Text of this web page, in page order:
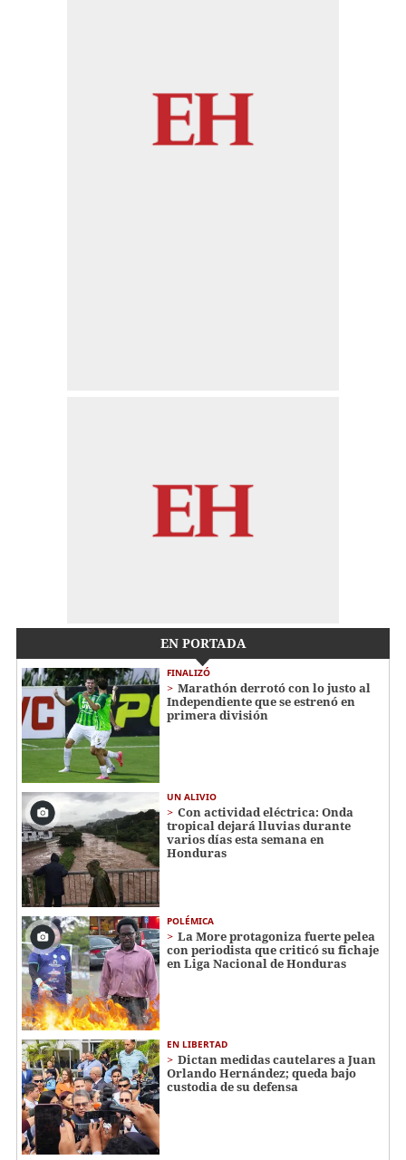
EN PORTADA
FINALIZÓ
Marathón derrotó con lo justo al
Independiente que se estrenó en
primera división
UN ALIVIO
Con actividad eléctrica: Onda
tropical dejará lluvias durante
varios días esta semana en
Honduras
POLÉMICA
La More protagoniza fuerte pelea
con periodista que criticó su fichaje
en Liga Nacional de Honduras
EN LIBERTAD
Dictan medidas cautelares a Juan
Orlando Hernández; queda bajo
custodia de su defensa